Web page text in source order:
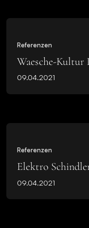
Referenzen
Waesche-
09.04.2021
Referenzen
Elektro
09.04.2021